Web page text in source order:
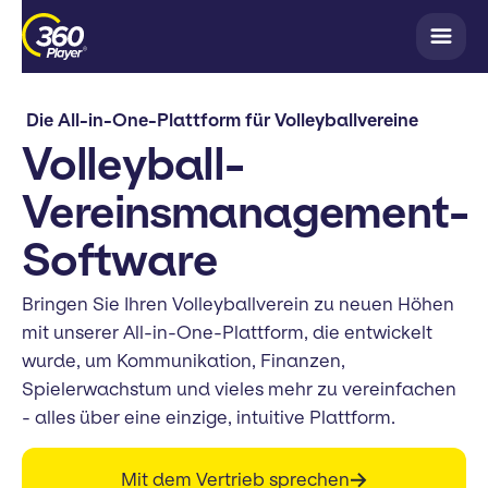
Die All-in-One-Plattform für Volleyballvereine
Volleyball-
Vereinsmanagement-
Software
Bringen Sie Ihren Volleyballverein zu neuen Höhen
mit unserer All-in-One-Plattform, die entwickelt
wurde, um Kommunikation, Finanzen,
Spielerwachstum und vieles mehr zu vereinfachen
- alles über eine einzige, intuitive Plattform.
Mit dem Vertrieb sprechen